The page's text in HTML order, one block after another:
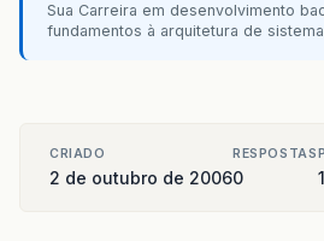
Sua Carreira em desenvolvimento
fundamentos à arquitetura de
CRIADO
2 de outubro de 2006
RESPOSTAS
0 1